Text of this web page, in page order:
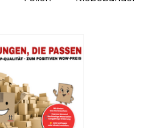
Personalisierbare Produkte
entdecken